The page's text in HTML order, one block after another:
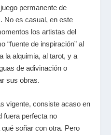
permanente de
No es casual, en este
los artistas del
“fuente de inspiración” al
la alquimia, al tarot, y a
de adivinación o
sus obras.
consiste acaso en
fuera perfecta no
soñar con otra. Pero